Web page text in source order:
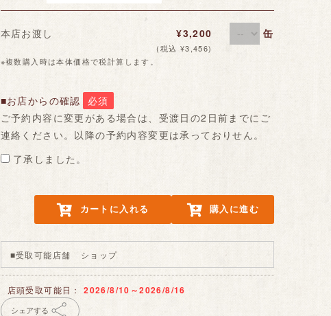
本店お渡し ¥3,200
(税込 ¥3,456)
缶
※複数購入時は本体価格で税計算します。
■お店からの確認
必須
ご予約内容に変更がある場合は、受渡日の2日前までにご
連絡ください。以降の予約内容変更は承っておりせん。
了承しました。
カートに入れる 購入に進む
■受取可能店舗 ショップ
店頭受取可能日：2026/8/10～2026/8/16
シェアする